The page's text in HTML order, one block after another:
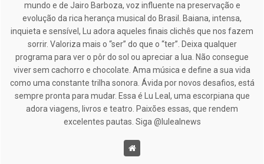
mundo e de Jairo Barboza, voz influente na preservação e
evolução da rica herança musical do Brasil. Baiana, intensa,
inquieta e sensível, Lu adora aqueles finais clichês que nos fazem
sorrir. Valoriza mais o “ser” do que o “ter”. Deixa qualquer
programa para ver o pôr do sol ou apreciar a lua. Não consegue
viver sem cachorro e chocolate. Ama música e define a sua vida
como uma constante trilha sonora. Ávida por novos desafios, está
sempre pronta para mudar. Essa é Lu Leal, uma escorpiana que
adora viagens, livros e teatro. Paixões essas, que rendem
excelentes pautas. Siga @lulealnews